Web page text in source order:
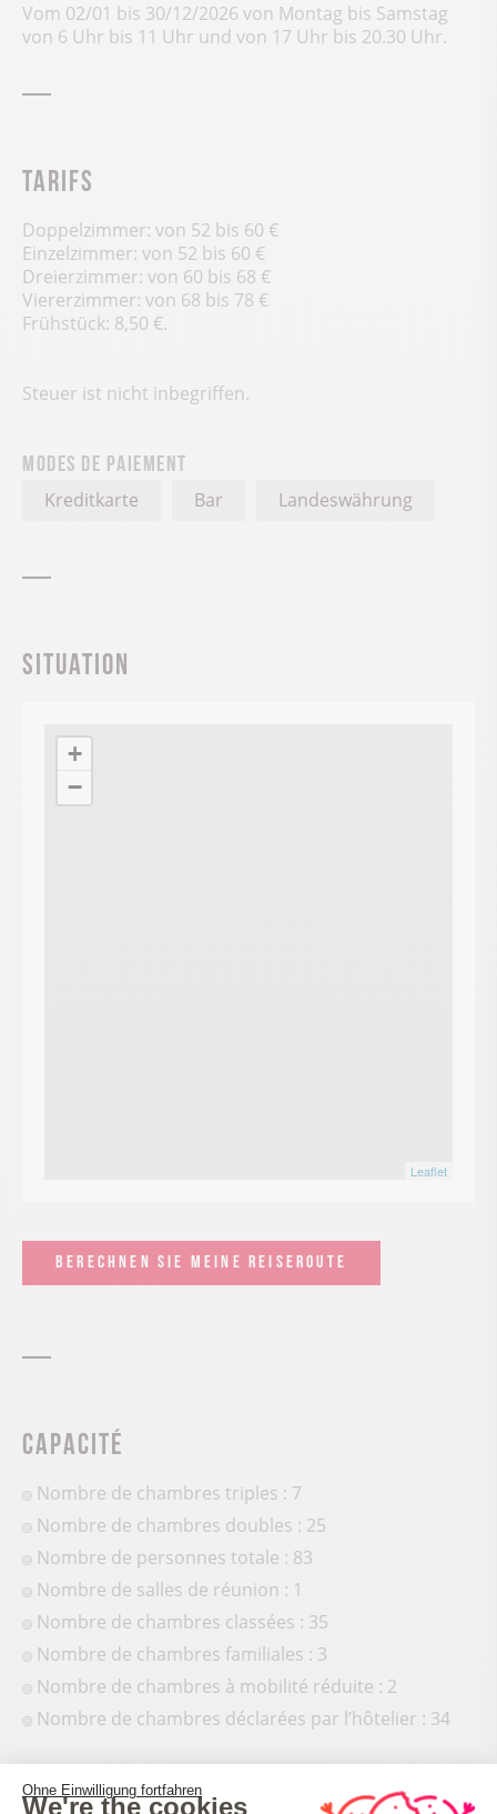
Vom 02/01 bis 30/12/2026 von Montag bis Samstag
von 6 Uhr bis 11 Uhr und von 17 Uhr bis 20.30 Uhr.
Tarifs
Doppelzimmer: von 52 bis 60 €
Einzelzimmer: von 52 bis 60 €
Dreierzimmer: von 60 bis 68 €
Viererzimmer: von 68 bis 78 €
Frühstück: 8,50 €.
Steuer ist nicht inbegriffen.
Modes de paiement
Kreditkarte Bar Landeswährung
Situation
+
−
Leaflet
BERECHNEN SIE MEINE REISEROUTE
Capacité
Nombre de chambres triples : 7
Nombre de chambres doubles : 25
Nombre de personnes totale : 83
Nombre de salles de réunion : 1
Nombre de chambres classées : 35
Nombre de chambres familiales : 3
Nombre de chambres à mobilité réduite : 2
Nombre de chambres déclarées par l’hôtelier : 34
Ohne Einwilligung fortfahren
We're the cookies